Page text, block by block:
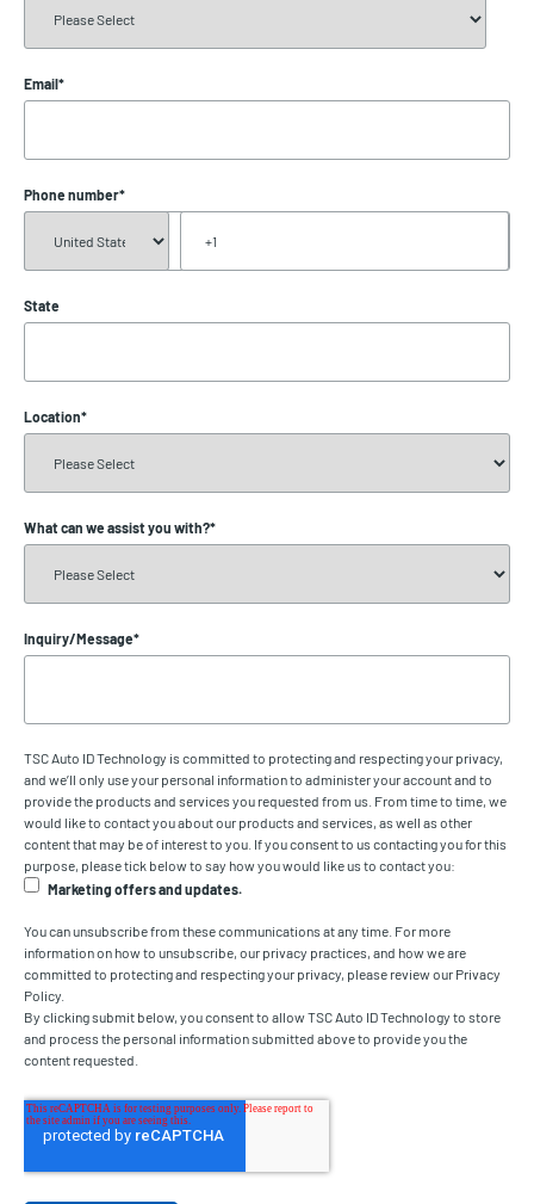
Email*
Phone number*
State
Location*
What can we assist you with?*
Inquiry/Message*
TSC Auto ID Technology is committed to protecting and respecting your privacy,
and we’ll only use your personal information to administer your account and to
provide the products and services you requested from us. From time to time, we
would like to contact you about our products and services, as well as other
content that may be of interest to you. If you consent to us contacting you for this
purpose, please tick below to say how you would like us to contact you:
Marketing offers and updates.
You can unsubscribe from these communications at any time. For more
information on how to unsubscribe, our privacy practices, and how we are
committed to protecting and respecting your privacy, please review our Privacy
Policy.
By clicking submit below, you consent to allow TSC Auto ID Technology to store
and process the personal information submitted above to provide you the
content requested.